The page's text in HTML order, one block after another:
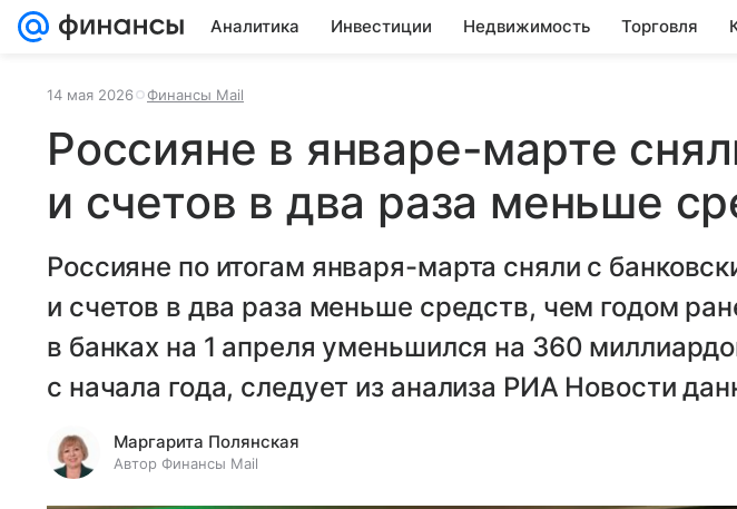
Аналитика Инвестиции Недвижимость Торговля
14 мая 2026 Финансы Mail
Россияне в январе-марте
и счетов в два раза меньше
Россияне по итогам января-марта сняли с
и счетов в два раза меньше средств, чем годом
в банках на 1 апреля уменьшился на 360
с начала года, следует из анализа РИА Новости
Маргарита Полянская
Автор Финансы Mail